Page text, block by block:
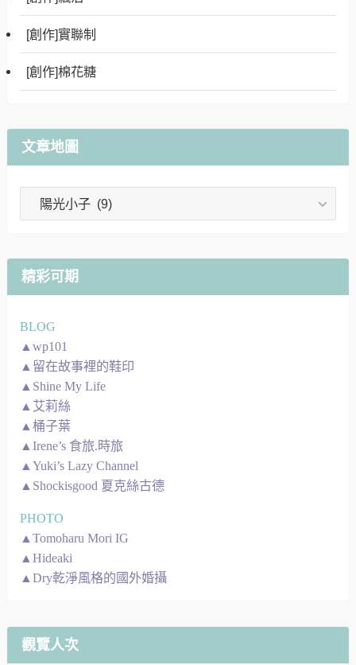
[創作]實聯制
[創作]棉花糖
文章地圖
圖
精彩可期
BLOG
▲wp101
▲留在故事裡的鞋印
▲Shine My Life
▲艾莉絲
▲桶子葉
▲Irene’s 食旅.時旅
▲Yuki’s Lazy Channel
▲Shockisgood 夏克絲古德
PHOTO
▲Tomoharu Mori IG
▲Hideaki
▲Dry乾淨風格的國外婚攝
觀覽人次